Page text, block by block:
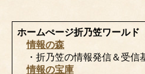
ホームぺージ折乃笠ワールド
情報の森
・折乃笠の情報発信＆受
情報の宝庫